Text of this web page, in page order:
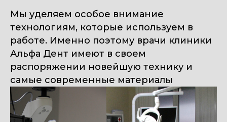
Мы уделяем особое внимание
технологиям, которые используем в
работе. Именно поэтому врачи клиники
Альфа Дент имеют в своем
распоряжении новейшую технику и
самые современные материалы